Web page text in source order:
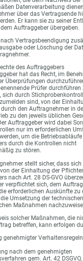
Datenverarbeitung
über das Vertragsende
Er kann sie zu seiner
Auftraggeber übergeben.
Vertragsbeendigung
oder Löschung der
des Auftraggebers
hat das Recht, im
Überprüfungen
Prüfer durchführen
sich durch
sind, von der
den Auftragnehmer in
zu den jeweils üblichen
Auftraggeber wird dabei
nur im erforderlichen
um die Betriebsabläufe
durch die Kontrollen nicht
zu stören.
stellt sicher, dass sich
der Einhaltung der
nach Art. 28 DS-GVO
verpflichtet sich, dem
erforderlichen Auskünfte zu
Umsetzung der
Maßnahmen
solcher Maßnahmen, die
betreffen, kann erfolgen
genehmigter
nach dem genehmigten
gem. Art. 42 DSGVO,